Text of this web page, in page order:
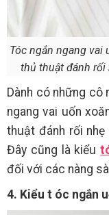
Tóc ngắn ngang
thủ thuật đánh rối
Dành có những cô
ngang vai uốn
thuật đánh rối
Đây cũng là kiểu
đối với các nàng
4. Kiểu t óc ngắn